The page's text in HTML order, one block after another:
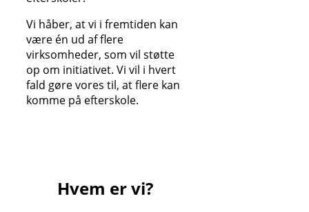
Vi håber, at vi i fremtiden kan
være én ud af flere
virksomheder, som vil støtte
op om initiativet. Vi vil i hvert
fald gøre vores til, at flere kan
komme på efterskole.
Hvem er vi?